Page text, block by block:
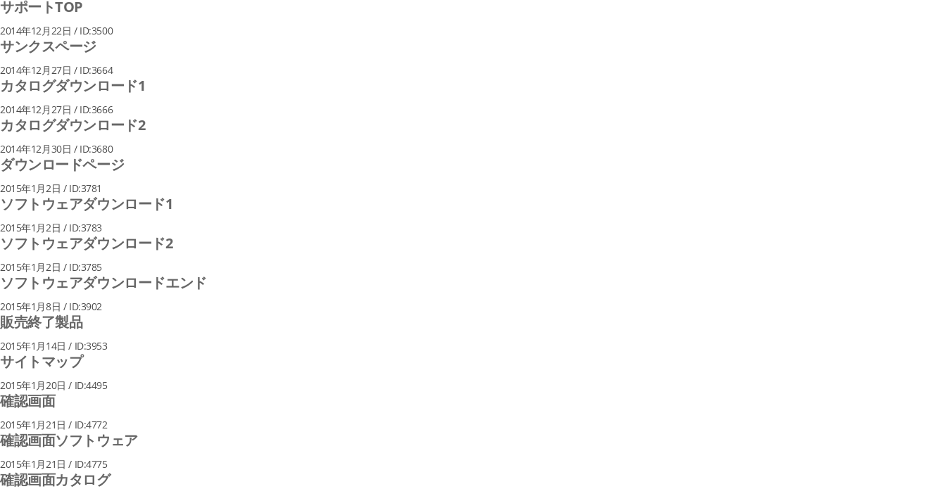
サポートTOP
2014年12月22日 / ID:3500
サンクスページ
2014年12月27日 / ID:3664
カタログダウンロード1
2014年12月27日 / ID:3666
カタログダウンロード2
2014年12月30日 / ID:3680
ダウンロードページ
2015年1月2日 / ID:3781
ソフトウェアダウンロード1
2015年1月2日 / ID:3783
ソフトウェアダウンロード2
2015年1月2日 / ID:3785
ソフトウェアダウンロードエンド
2015年1月8日 / ID:3902
販売終了製品
2015年1月14日 / ID:3953
サイトマップ
2015年1月20日 / ID:4495
確認画面
2015年1月21日 / ID:4772
確認画面ソフトウェア
2015年1月21日 / ID:4775
確認画面カタログ